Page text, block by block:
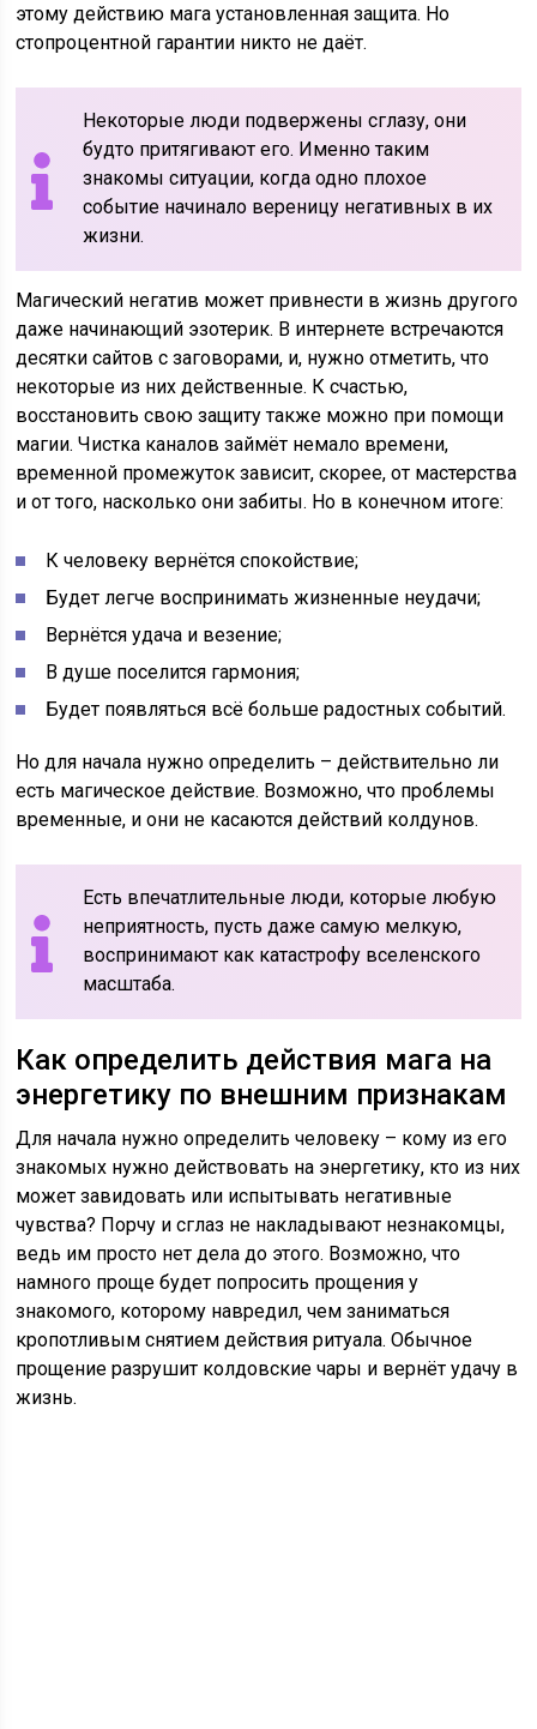
этому действию мага установленная защита. Но
стопроцентной гарантии никто не даёт.
Некоторые люди подвержены сглазу, они
будто притягивают его. Именно таким
знакомы ситуации, когда одно плохое
событие начинало вереницу негативных в их
жизни.
Магический негатив может привнести в жизнь другого
даже начинающий эзотерик. В интернете встречаются
десятки сайтов с заговорами, и, нужно отметить, что
некоторые из них действенные. К счастью,
восстановить свою защиту также можно при помощи
магии. Чистка каналов займёт немало времени,
временной промежуток зависит, скорее, от мастерства
и от того, насколько они забиты. Но в конечном итоге:
К человеку вернётся спокойствие;
Будет легче воспринимать жизненные неудачи;
Вернётся удача и везение;
В душе поселится гармония;
Будет появляться всё больше радостных событий.
Но для начала нужно определить – действительно ли
есть магическое действие. Возможно, что проблемы
временные, и они не касаются действий колдунов.
Есть впечатлительные люди, которые любую
неприятность, пусть даже самую мелкую,
воспринимают как катастрофу вселенского
масштаба.
Как определить действия мага на
энергетику по внешним признакам
Для начала нужно определить человеку – кому из его
знакомых нужно действовать на энергетику, кто из них
может завидовать или испытывать негативные
чувства? Порчу и сглаз не накладывают незнакомцы,
ведь им просто нет дела до этого. Возможно, что
намного проще будет попросить прощения у
знакомого, которому навредил, чем заниматься
кропотливым снятием действия ритуала. Обычное
прощение разрушит колдовские чары и вернёт удачу в
жизнь.